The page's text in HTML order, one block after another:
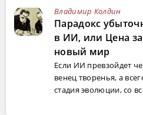
Владимир Колдин
Парадокс
в ИИ, или Цена
новый мир
Если ИИ превзойдет
венец творенья, а
стадия эволюции, со